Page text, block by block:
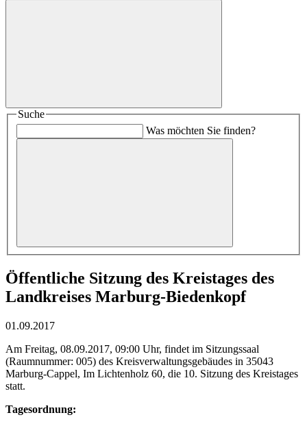
Suche
Was möchten Sie finden?
Öffentliche Sitzung des Kreistages des
Landkreises Marburg-Biedenkopf
01.09.2017
Am Freitag, 08.09.2017, 09:00 Uhr, findet im Sitzungssaal
(Raumnummer: 005) des Kreisverwaltungsgebäudes in 35043
Marburg-Cappel, Im Lichtenholz 60, die 10. Sitzung des Kreistages
statt.
Tagesordnung: